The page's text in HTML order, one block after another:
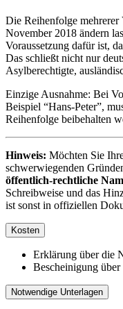
Die Reihenfolge mehrerer
November 2018 ändern
Voraussetzung dafür ist,
Das schließt nicht nur
Asylberechtigte,
Einzige Ausnahme: Bei
Beispiel “Hans-Peter”,
Reihenfolge beibehalten
Hinweis: Möchten Sie
schwerwiegenden
öffentlich-rechtliche
Schreibweise und das
ist sonst in offiziellen
Kosten
Erklärung über die
Bescheinigung
Notwendige Unterlagen